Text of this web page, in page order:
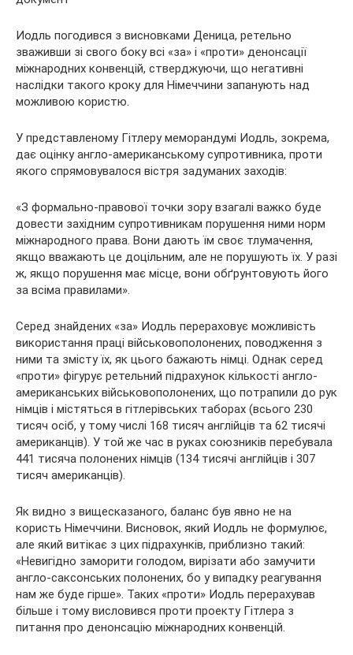
Иодль погодився з висновками Деница, ретельно
зваживши зі свого боку всі «за» і «проти» денонсації
міжнародних конвенцій, стверджуючи, що негативні
наслідки такого кроку для Німеччини запанують над
можливою користю.
У представленому Гітлеру меморандумі Иодль, зокрема,
дає оцінку англо-американському супротивника, проти
якого спрямовувалося вістря задуманих заходів:
«З формально-правової точки зору взагалі важко буде
довести західним супротивникам порушення ними норм
міжнародного права. Вони дають їм своє тлумачення,
якщо вважають це доцільним, але не порушують їх. У разі
ж, якщо порушення має місце, вони обґрунтовують його
за всіма правилами».
Серед знайдених «за» Иодль перераховує можливість
використання праці військовополонених, поводження з
ними та змісту їх, як цього бажають німці. Однак серед
«проти» фігурує ретельний підрахунок кількості англо-
американських військовополонених, що потрапили до рук
німців і містяться в гітлерівських таборах (всього 230
тисяч осіб, у тому числі 168 тисяч англійців та 62 тисячі
американців). У той же час в руках союзників перебувала
441 тисяча полонених німців (134 тисячі англійців і 307
тисяч американців).
Як видно з вищесказаного, баланс був явно не на
користь Німеччини. Висновок, який Иодль не формулює,
але який витікає з цих підрахунків, приблизно такий:
«Невигідно заморити голодом, вирізати або замучити
англо-саксонських полонених, бо у випадку реагування
нам же буде гірше». Таких «проти» Иодль перерахував
більше і тому висловився проти проекту Гітлера з
питання про денонсацію міжнародних конвенцій.